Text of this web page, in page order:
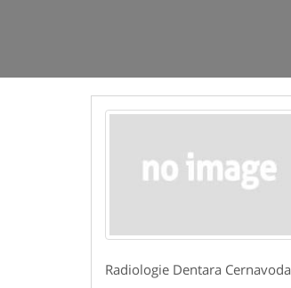
Radiologie Dentara Cernavoda